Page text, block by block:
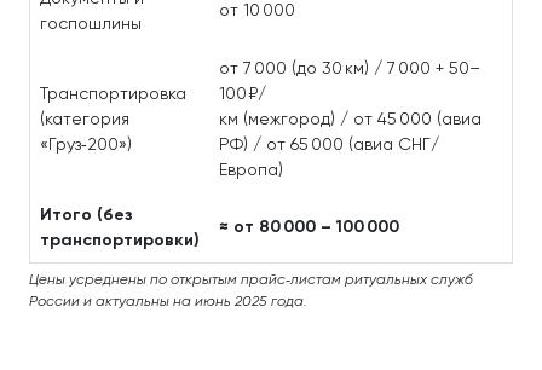
госпошлины
от 10 000
Транспортировка
(категория
«Груз‑200»)
от 7 000 (до 30 км) / 7 000 + 50–
100 ₽/
км (межгород) / от 45 000 (авиа
РФ) / от 65 000 (авиа СНГ/
Европа)
Итого (без
транспортировки)
≈ от 80 000 – 100 000
Цены усреднены по открытым прайс‑листам ритуальных служб
России и актуальны на июнь 2025 года.